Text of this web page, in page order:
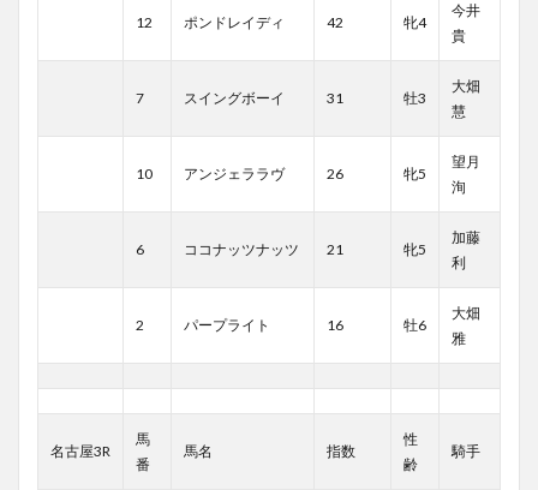
12 ポンドレイディ 42 牝4
今井
貴
7 スイングボーイ 31 牡3
大畑
慧
10 アンジェララヴ 26 牝5
望月
洵
6 ココナッツナッツ 21 牝5
加藤
利
2 パープライト 16 牡6
大畑
雅
名古屋3R
馬
番
馬名 指数
性
齢
騎手